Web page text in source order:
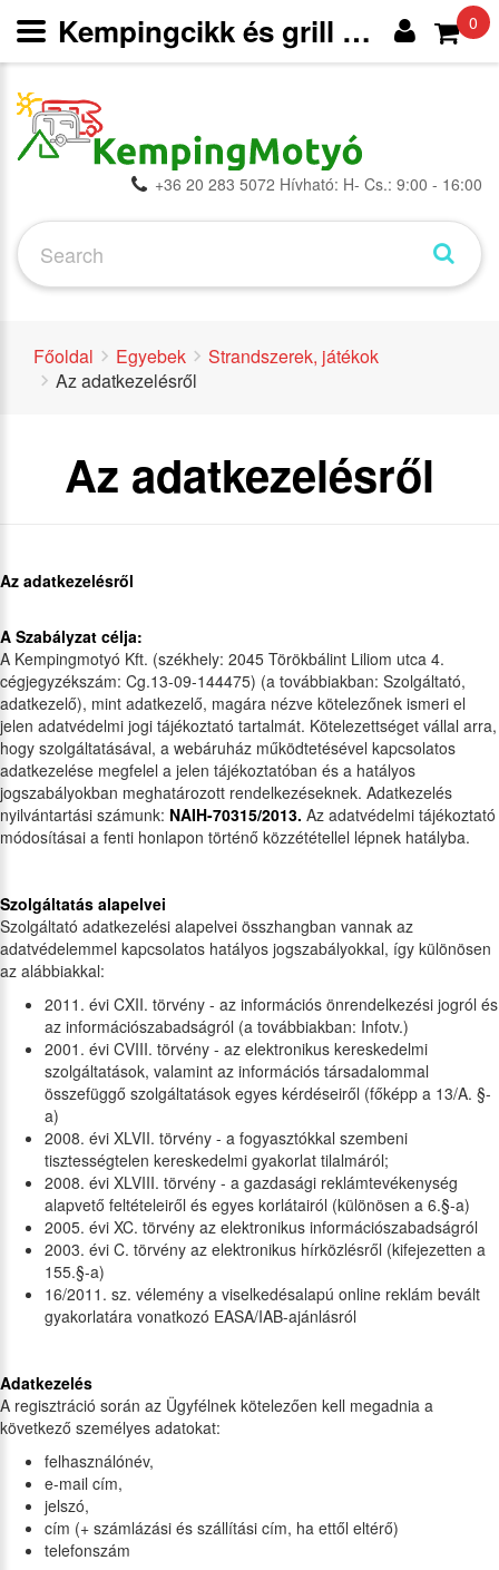
+36 20 283 5072 Hívható: H- Cs.: 9:00 - 16:00
0
Főoldal Egyebek
Strandszerek, játékok
Az adatkezelésről
Az adatkezelésről
Az adatkezelésről
A Szabályzat célja:
A Kempingmotyó Kft. (székhely: 2045 Törökbálint Liliom utca 4.
cégjegyzékszám: Cg.13-09-144475) (a továbbiakban: Szolgáltató,
adatkezelő), mint adatkezelő, magára nézve kötelezőnek ismeri el
jelen adatvédelmi jogi tájékoztató tartalmát. Kötelezettséget vállal arra,
hogy szolgáltatásával, a webáruház működtetésével kapcsolatos
adatkezelése megfelel a jelen tájékoztatóban és a hatályos
jogszabályokban meghatározott rendelkezéseknek. Adatkezelés
nyilvántartási számunk: NAIH-70315/2013. Az adatvédelmi tájékoztató
módosításai a fenti honlapon történő közzététellel lépnek hatályba.
Szolgáltatás alapelvei
Szolgáltató adatkezelési alapelvei összhangban vannak az
adatvédelemmel kapcsolatos hatályos jogszabályokkal, így különösen
az alábbiakkal:
2011. évi CXII. törvény - az információs önrendelkezési jogról és
az információszabadságról (a továbbiakban: Infotv.)
2001. évi CVIII. törvény - az elektronikus kereskedelmi
szolgáltatások, valamint az információs társadalommal
összefüggő szolgáltatások egyes kérdéseiről (főképp a 13/A. §-
a)
2008. évi XLVII. törvény - a fogyasztókkal szembeni
tisztességtelen kereskedelmi gyakorlat tilalmáról;
2008. évi XLVIII. törvény - a gazdasági reklámtevékenység
alapvető feltételeiről és egyes korlátairól (különösen a 6.§-a)
2005. évi XC. törvény az elektronikus információszabadságról
2003. évi C. törvény az elektronikus hírközlésről (kifejezetten a
155.§-a)
16/2011. sz. vélemény a viselkedésalapú online reklám bevált
gyakorlatára vonatkozó EASA/IAB-ajánlásról
Adatkezelés
A regisztráció során az Ügyfélnek kötelezően kell megadnia a
következő személyes adatokat:
felhasználónév,
e-mail cím,
jelszó,
cím (+ számlázási és szállítási cím, ha ettől eltérő)
telefonszám
Kempingcikk és grill webáruház